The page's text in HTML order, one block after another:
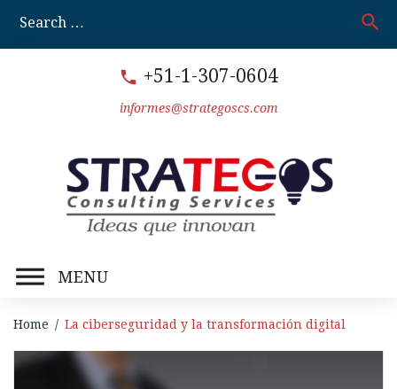
content
search
call +51-1-307-0604
informes@strategoscs.com
MENU
Home / La ciberseguridad y la transformación digital